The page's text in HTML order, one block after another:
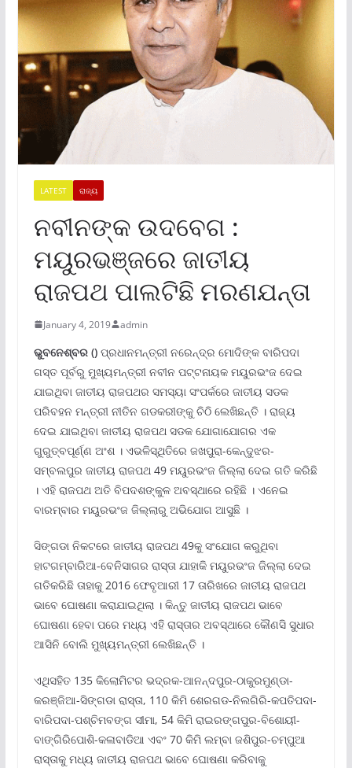
LATEST ରାଜ୍ୟ
ନବୀନଙ୍କ ଉଦବେଗ :
ମୟୁରଭଞ୍ଜରେ ଜାତୀୟ
ରାଜପଥ ପାଲଟିଛି ମରଣଯନ୍ତା
January 4, 2019 admin
ଭୁବନେଶ୍ବର ()ପ୍ରଧାନମନ୍ତ୍ରୀ ନରେନ୍ଦ୍ର ମୋଦିଙ୍କ ବାରିପଦା
ଗସ୍ତ ପୂର୍ବରୁ ମୁଖ୍ୟମନ୍ତ୍ରୀ ନବୀନ ପଟ୍ଟନାୟକ ମୟୁରଭଂଜ ଦେଇ
ଯାଇଥିବା ଜାତୀୟ ରାଜପଥର ସମସ୍ୟା ସଂପର୍କରେ ଜାତୀୟ ସଡକ
ପରିବହନ ମନ୍ତ୍ରୀ ନୀତିନ ଗଡକରୀଙ୍କୁ ଚିଠି ଲେଖିଛନ୍ତି । ରାଜ୍ୟ
ଦେଇ ଯାଇଥିବା ଜାତୀୟ ରାଜପଥ ସଡକ ଯୋଗାଯୋଗର ଏକ
ଗୁରୁତ୍ବପୂର୍ଣ୍ଣ ଅଂଶ । ଏଭଳିସ୍ଥିତିରେ ଜଖପୁରା-କେନ୍ଦୁଝର-
ସମ୍ବଲପୁର ଜାତୀୟ ରାଜପଥ 49 ମୟୁରଭଂଜ ଜିଲ୍ଲା ଦେଇ ଗତି କରିଛି
। ଏହି ରାଜପଥ ଅତି ବିପଦଶଙ୍କୁଳ ଅବସ୍ଥାରେ ରହିଛି । ଏନେଇ
ବାରମ୍ବାର ମୟୁରଭଂଜ ଜିଲ୍ଲାରୁ ଅଭିଯୋଗ ଆସୁଛି ।
ସିଙ୍ଗଡା ନିକଟରେ ଜାତୀୟ ରାଜପଥ 49କୁ ସଂଯୋଗ କରୁଥିବା
ହାଟଗମ୍ବାରିଆ-ବେନିସାଗର ରାସ୍ତା ଯାହାକି ମୟୁରଭଂଜ ଜିଲ୍ଲା ଦେଇ
ଗତିକରିଛି ତାହାକୁ 2016 ଫେବୃଆରୀ 17 ତାରିଖରେ ଜାତୀୟ ରାଜପଥ
ଭାବେ ଘୋଷଣା କରାଯାଇଥିଲା । କିନ୍ତୁ ଜାତୀୟ ରାଜପଥ ଭାବେ
ଘୋଷଣା ହେବା ପରେ ମଧ୍ୟ ଏହି ରାସ୍ତାର ଅବସ୍ଥାରେ କୌଣସି ସୁଧାର
ଆସିନି ବୋଲି ମୁଖ୍ୟମନ୍ତ୍ରୀ ଲେଖିଛନ୍ତି ।
ଏଥିସହିତ 135 କିଲୋମିଟର ଭଦ୍ରକ-ଆନନ୍ଦପୁର-ଠାକୁରମୁଣ୍ଡା-
କରଞ୍ଜିଆ-ସିଙ୍ଗଡା ରାସ୍ତା, 110 କିମି ଶେରଗଡ-ନିଲଗିରି-କପତିପଦା-
ବାରିପଦା-ପଶ୍ଚିମବଙ୍ଗ ସୀମା, 54 କିମି ରାଇରଙ୍ଗପୁର-ବିଶୋୟୀ-
ବାଙ୍ଗିରିପୋଶି-କଳାବାଡିଆ ଏବଂ 70 କିମି ଲମ୍ବା ଜଶିପୁର-ଚମ୍ପୁଆ
ରାସ୍ତାକୁ ମଧ୍ୟ ଜାତୀୟ ରାଜପଥ ଭାବେ ଘୋଷଣା କରିବାକୁ